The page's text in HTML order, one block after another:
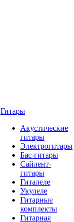
Гитары
Акустические
гитары
Электрогитары
Бас-гитары
Сайлент-
гитары
Гиталеле
Укулеле
Гитарные
комплекты
Гитарная